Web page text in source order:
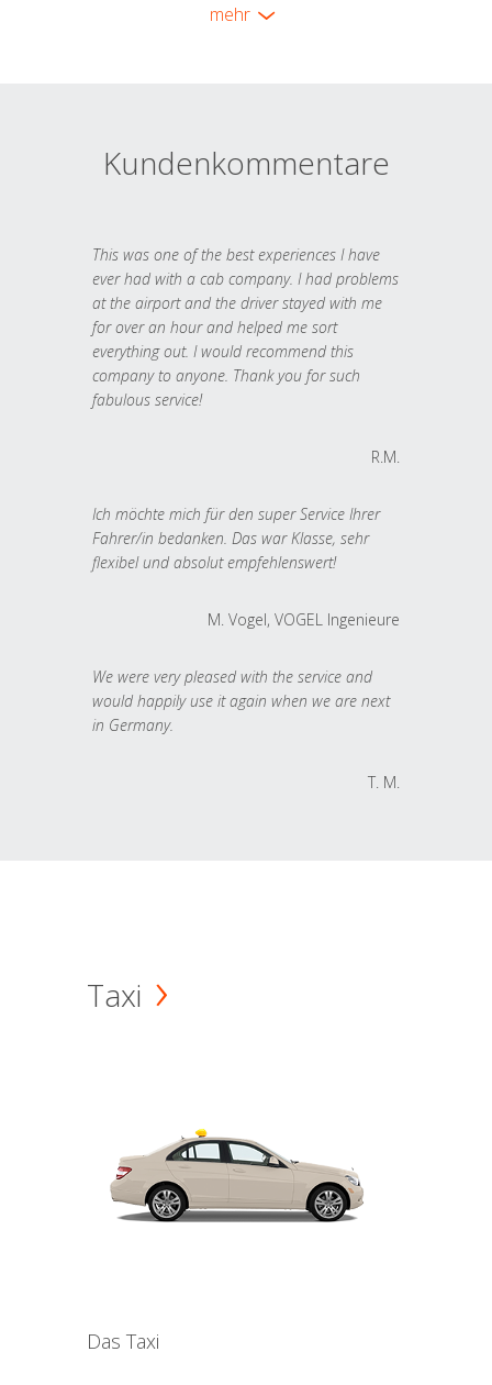
mehr
Kundenkommentare
This was one of the best experiences I have
ever had with a cab company. I had problems
at the airport and the driver stayed with me
for over an hour and helped me sort
everything out. I would recommend this
company to anyone. Thank you for such
fabulous service!
R.M.
Ich möchte mich für den super Service Ihrer
Fahrer/in bedanken. Das war Klasse, sehr
flexibel und absolut empfehlenswert!
M. Vogel, VOGEL Ingenieure
We were very pleased with the service and
would happily use it again when we are next
in Germany.
T. M.
Taxi
Das Taxi